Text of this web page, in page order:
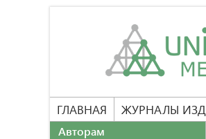
ГЛАВНАЯ ЖУРНАЛЫ
Авторам